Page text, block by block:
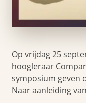
Op vrijdag 25
hoogleraar
symposium geven
Naar aanleiding